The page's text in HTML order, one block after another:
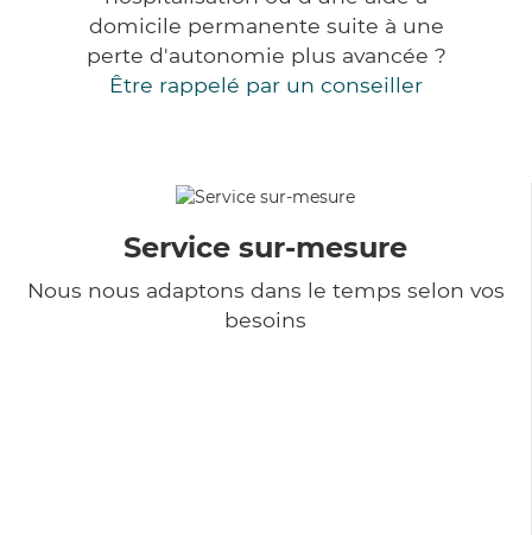
domicile permanente suite à une
perte d'autonomie plus avancée ?
Être rappelé par un conseiller
Service sur-mesure
Nous nous adaptons dans le temps selon vos
besoins